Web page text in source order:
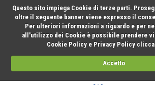
Questo sito impiega Cookie di terze parti.
oltre il seguente banner viene espresso il
Per ulteriori informazioni a riguardo e per
all'utilizzo dei Cookie è possibile prendere
Cookie Policy e Privacy Policy
Accetto